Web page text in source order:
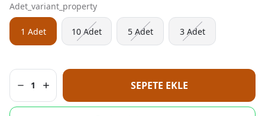
Adet_variant_property
1 Adet 10 Adet 5 Adet 3 Adet
1 SEPETE EKLE